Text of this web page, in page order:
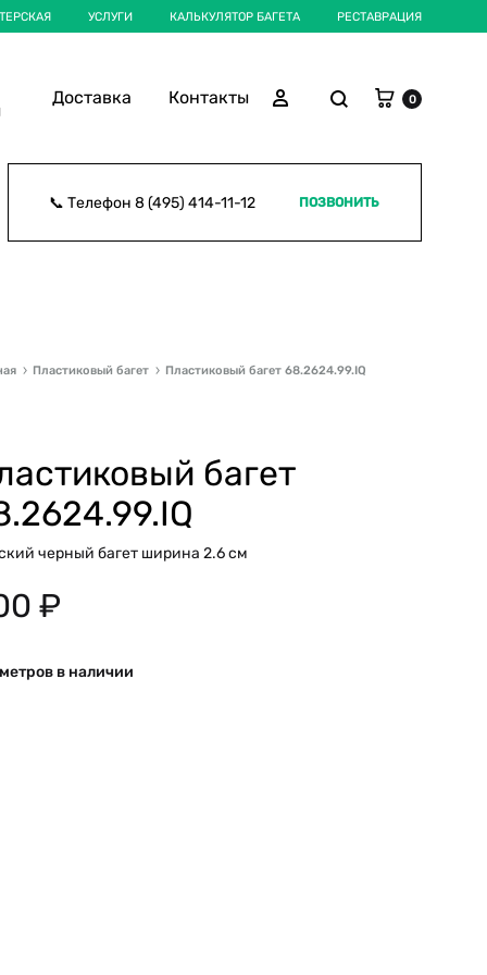
УСЛУГИ КАЛЬКУЛЯТОР БАГЕТА РЕСТАВРАЦИЯ
Доставка Контакты ВойтиПоиск Корзина
0
📞 Телефон8 (495) 414-11-12 ПОЗВОНИТЬ
Пластиковый багет Пластиковый багет 68.2624.99.IQ
багет
черный багет ширина 2.6 см
₽
в наличии